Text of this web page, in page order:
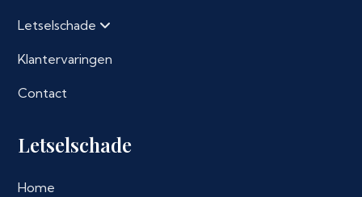
Letselschade
Klantervaringen
Contact
Letselschade
Home